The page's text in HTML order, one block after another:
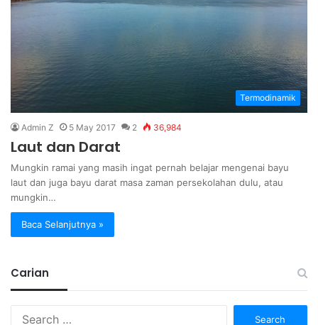
Termodinamik
Admin Z 5 May 2017 2 36,984
Laut dan Darat
Mungkin ramai yang masih ingat pernah belajar mengenai bayu
laut dan juga bayu darat masa zaman persekolahan dulu, atau
mungkin…
Baca Selanjutnya »
Carian